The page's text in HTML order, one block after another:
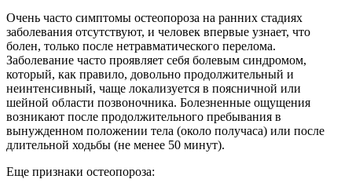
Очень часто симптомы остеопороза на ранних стадиях
заболевания отсутствуют, и человек впервые узнает, что
болен, только после нетравматического перелома.
Заболевание часто проявляет себя болевым синдромом,
который, как правило, довольно продолжительный и
неинтенсивный, чаще локализуется в поясничной или
шейной области позвоночника. Болезненные ощущения
возникают после продолжительного пребывания в
вынужденном положении тела (около получаса) или после
длительной ходьбы (не менее 50 минут).
Еще признаки остеопороза: